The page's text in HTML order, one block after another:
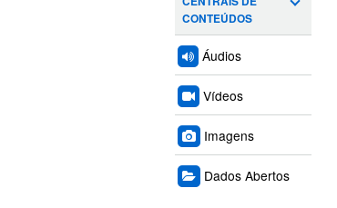
CONTEÚDOS
Áudios
Vídeos
Imagens
Dados Abertos